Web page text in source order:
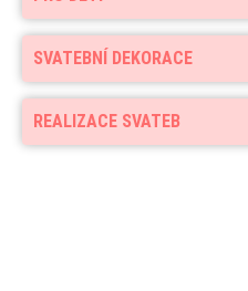
SVATEBNÍ DEKORACE
REALIZACE SVATEB